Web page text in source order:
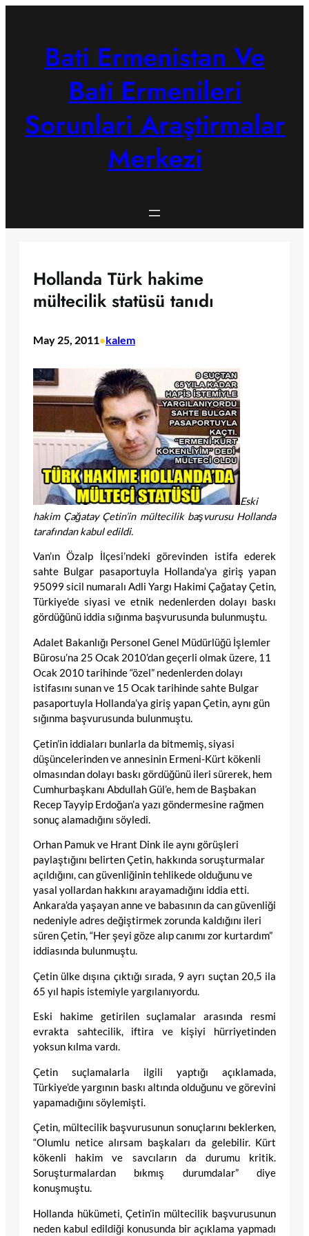
Bati Ermenistan Ve
Bati Ermenileri
Sorunlari Araştirmalar
Merkezi
Hollanda Türk hakime
mültecilik statüsü tanıdı
May 25, 2011•kalem
Eski
hakim Çağatay Çetin’in mültecilik başvurusu Hollanda
tarafından kabul edildi.
Van’ın Özalp İlçesi’ndeki görevinden istifa ederek
sahte Bulgar pasaportuyla Hollanda’ya giriş yapan
95099 sicil numaralı Adli Yargı Hakimi Çağatay Çetin,
Türkiye’de siyasi ve etnik nedenlerden dolayı baskı
gördüğünü iddia sığınma başvurusunda bulunmuştu.
Adalet Bakanlığı Personel Genel Müdürlüğü İşlemler
Bürosu’na 25 Ocak 2010’dan geçerli olmak üzere, 11
Ocak 2010 tarihinde “özel” nedenlerden dolayı
istifasını sunan ve 15 Ocak tarihinde sahte Bulgar
pasaportuyla Hollanda’ya giriş yapan Çetin, aynı gün
sığınma başvurusunda bulunmuştu.
Çetin’in iddiaları bunlarla da bitmemiş, siyasi
düşüncelerinden ve annesinin Ermeni-Kürt kökenli
olmasından dolayı baskı gördüğünü ileri sürerek, hem
Cumhurbaşkanı Abdullah Gül’e, hem de Başbakan
Recep Tayyip Erdoğan’a yazı göndermesine rağmen
sonuç alamadığını söyledi.
Orhan Pamuk ve Hrant Dink ile aynı görüşleri
paylaştığını belirten Çetin, hakkında soruşturmalar
açıldığını, can güvenliğinin tehlikede olduğunu ve
yasal yollardan hakkını arayamadığını iddia etti.
Ankara’da yaşayan anne ve babasının da can güvenliği
nedeniyle adres değiştirmek zorunda kaldığını ileri
süren Çetin, “Her şeyi göze alıp canımı zor kurtardım”
iddiasında bulunmuştu.
Çetin ülke dışına çıktığı sırada, 9 ayrı suçtan 20,5 ila
65 yıl hapis istemiyle yargılanıyordu.
Eski hakime getirilen suçlamalar arasında resmi
evrakta sahtecilik, iftira ve kişiyi hürriyetinden
yoksun kılma vardı.
Çetin suçlamalarla ilgili yaptığı açıklamada,
Türkiye’de yargının baskı altında olduğunu ve görevini
yapamadığını söylemişti.
Çetin, mültecilik başvurusunun sonuçlarını beklerken,
“Olumlu netice alırsam başkaları da gelebilir. Kürt
kökenli hakim ve savcıların da durumu kritik.
Soruşturmalardan bıkmış durumdalar” diye
konuşmuştu.
Hollanda hükümeti, Çetin’in mültecilik başvurusunun
neden kabul edildiği konusunda bir açıklama yapmadı